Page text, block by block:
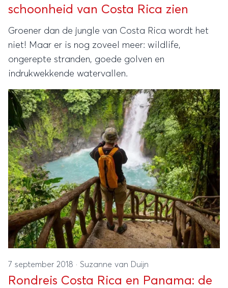
schoonheid van Costa Rica zien
Groener dan de jungle van Costa Rica wordt het
niet! Maar er is nog zoveel meer: wildlife,
ongerepte stranden, goede golven en
indrukwekkende watervallen.
7 september 2018 · Suzanne van Duijn
Rondreis Costa Rica en Panama: de